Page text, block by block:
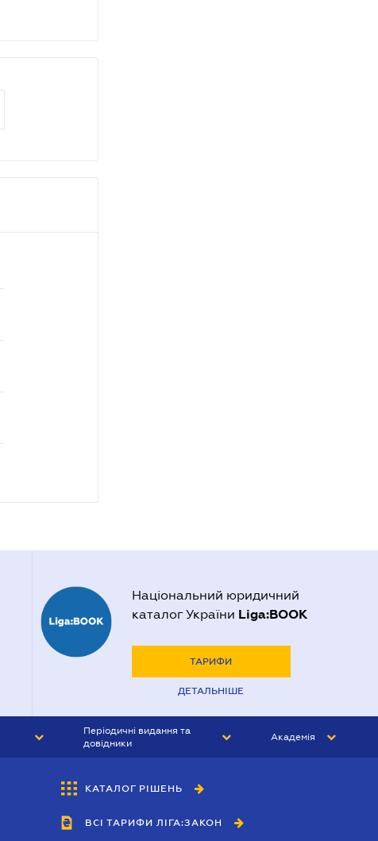
Національний юридичний
каталог України Liga:BOOK
ТАРИФИ
ДЕТАЛЬНІШЕ
Періодичні видання та
довідники
БУХГАЛТЕР&ЗАКОН
ВІСНИК МСФЗ
Академія
КАТАЛОГ РІШЕНЬ
ВСІ ТАРИФИ ЛІГА:ЗАКОН